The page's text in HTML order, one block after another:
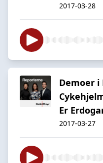
2017-03-28
Demoer i
Er
2017-03-27